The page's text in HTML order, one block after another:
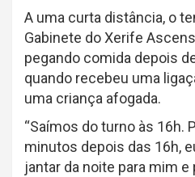
A uma curta distância, o
Gabinete do Xerife
pegando comida depois
quando recebeu uma
uma criança afogada.
“Saímos do turno às 16h.
minutos depois das 16h,
jantar da noite para mim e